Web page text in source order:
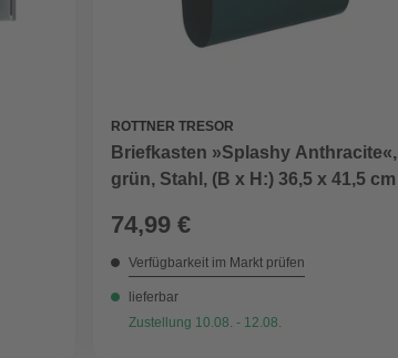
ROTTNER TRESOR
Briefkasten »Splashy Anthracite«,
grün, Stahl, (B x H:) 36,5 x 41,5 cm
74,99 €
Verfügbarkeit im Markt prüfen
lieferbar
Zustellung 10.08. - 12.08.